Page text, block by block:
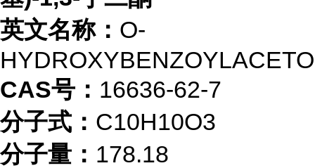
英文名称： O-
CAS号： 16636-62-7
分子式： C10H10O3
分子量： 178.18